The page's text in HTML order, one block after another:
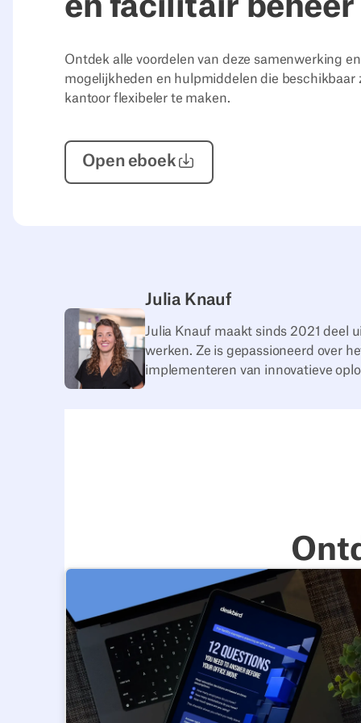
en facilitair beheer
Ontdek alle voordelen van deze samenwerking
mogelijkheden en hulpmiddelen die beschikbaar
kantoor flexibeler te maken.
Open eboek
Julia Knauf
Julia Knauf maakt sinds 2021 deel
werken. Ze is gepassioneerd over
implementeren van innovatieve
12 vragen die je moet beantwoorden voordat je